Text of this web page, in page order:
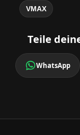
VMAX
Teile
WhatsApp